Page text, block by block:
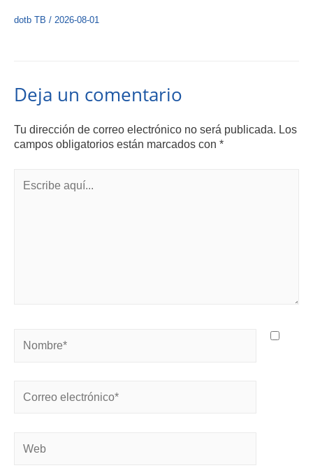
dotb TB / 2026-08-01
Deja un comentario
Tu dirección de correo electrónico no será publicada. Los
campos obligatorios están marcados con *